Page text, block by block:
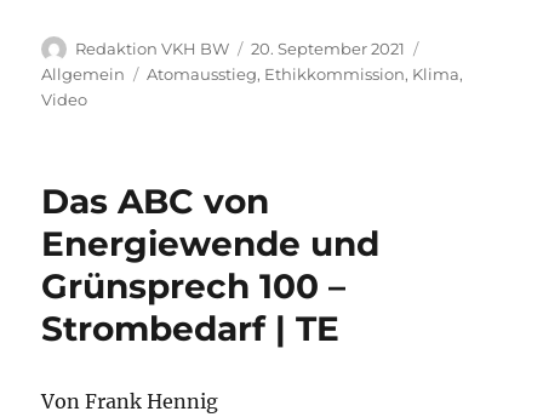
Autor
Redaktion VKH BW
Veröffentlicht
am
20. September 2021
Allgemein
Schlagwörter
Atomausstieg, Ethikkommission, Klima,
Video
Das ABC von
Energiewende und
Grünsprech 100 –
Strombedarf | TE
Von Frank Hennig